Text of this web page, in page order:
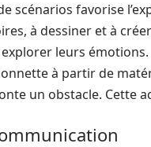
scénarios favorise
à dessiner et à
leurs
à partir de
un obstacle. Cette